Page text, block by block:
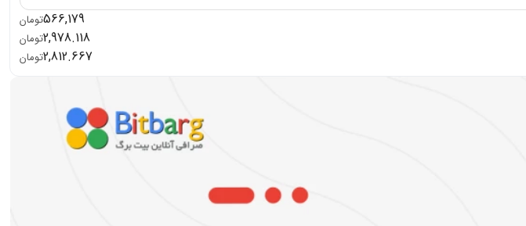
566,179تومان
2,978.118تومان
2,812.667تومان